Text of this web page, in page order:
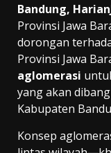
Bandung,
Provinsi Jawa
dorongan
Provinsi Jawa
aglomerasi
yang akan
Kabupaten
Konsep